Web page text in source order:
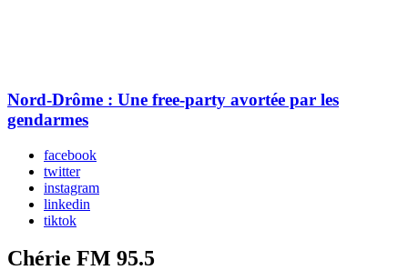
Nord-Drôme : Une free-party avortée par les
gendarmes
facebook
twitter
instagram
linkedin
tiktok
Chérie FM 95.5